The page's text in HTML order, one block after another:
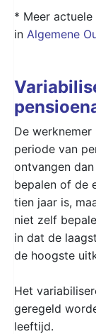
* Meer
in Algemene
De
periode van
ontvangen
bepalen of de
tien jaar is,
niet zelf
in dat de
de hoogste
Het
geregeld
leeftijd.